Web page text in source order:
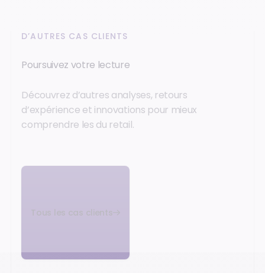
D’AUTRES CAS CLIENTS
Poursuivez votre lecture
Découvrez d’autres analyses, retours
d’expérience et innovations pour mieux
comprendre les du retail.
Tous les cas clients